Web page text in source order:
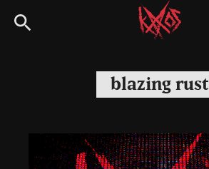
Siirry
suoraan
Kaaoszine
blazing rust